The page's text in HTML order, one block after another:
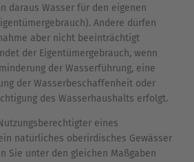
daraus Wasser für den eigenen
Andere dürfen
aber nicht beeinträchtigt
der Eigentümergebrauch, wenn
der Wasserführung, eine
der Wasserbeschaffenheit oder
des Wasserhaushalts erfolgt.
eines
natürliches oberirdisches Gewässer
Sie unter den gleichen Maßgaben